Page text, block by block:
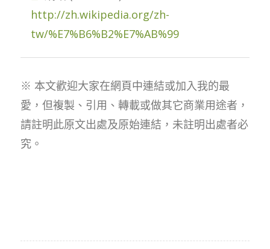
http://zh.wikipedia.org/zh-
tw/%E7%B6%B2%E7%AB%99
※ 本文歡迎大家在網頁中連結或加入我的最
愛，但複製、引用、轉載或做其它商業用途者，
請註明此原文出處及原始連結，未註明出處者必
究。